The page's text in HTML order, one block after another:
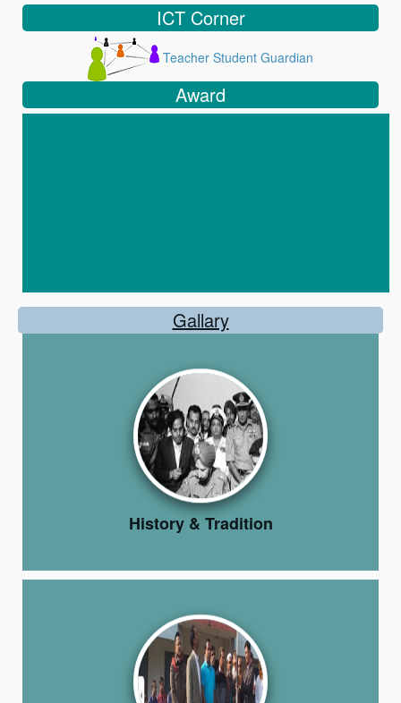
ICT Corner
Teacher Student Guardian
Award
Gallary
History & Tradition